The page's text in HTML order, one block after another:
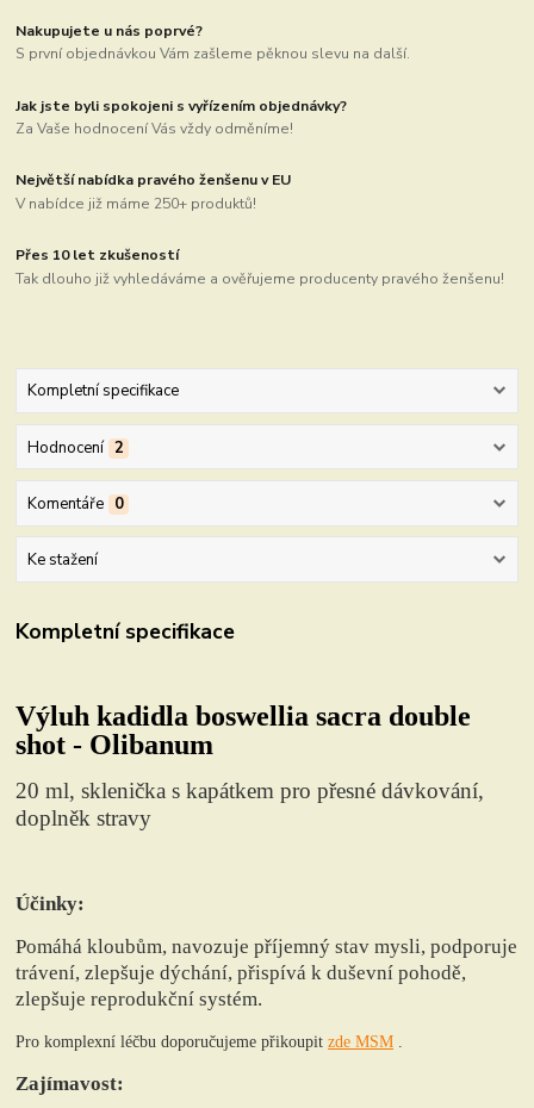
Nakupujete u nás poprvé?
S první objednávkou Vám zašleme pěknou slevu na další.
Jak jste byli spokojeni s vyřízením objednávky?
Za Vaše hodnocení Vás vždy odměníme!
Největší nabídka pravého ženšenu v EU
V nabídce již máme 250+ produktů!
Přes 10 let zkušeností
Tak dlouho již vyhledáváme a ověřujeme producenty pravého ženšenu!
Kompletní specifikace
Hodnocení 2
Komentáře 0
Ke stažení
Kompletní specifikace
Výluh kadidla boswellia sacra double
shot - Olibanum
20 ml, sklenička s kapátkem pro přesné dávkování,
doplněk stravy
Účinky:
Pomáhá kloubům, navozuje příjemný stav mysli, podporuje
trávení, zlepšuje dýchání, přispívá k duševní pohodě,
zlepšuje reprodukční systém.
Pro komplexní léčbu doporučujeme přikoupitzde MSM
Zajímavost: